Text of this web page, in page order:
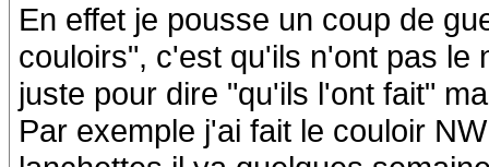
En effet je pousse un coup de
couloirs", c'est qu'ils n'ont pas le
juste pour dire "qu'ils l'ont fait"
Par exemple j'ai fait le couloir